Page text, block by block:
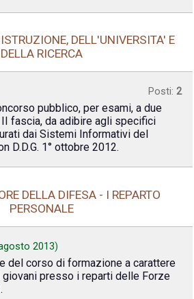
DELL'UNIVERSITA' E
DELLA RICERCA
Posti: 2
pubblico, per esami, a due
fascia, da adibire agli specifici
dai Sistemi Informativi del
D.D.G. 1° ottobre 2012.
DELLA DIFESA - I REPARTO
PERSONALE
2013)
del corso di formazione a carattere
presso i reparti delle Forze